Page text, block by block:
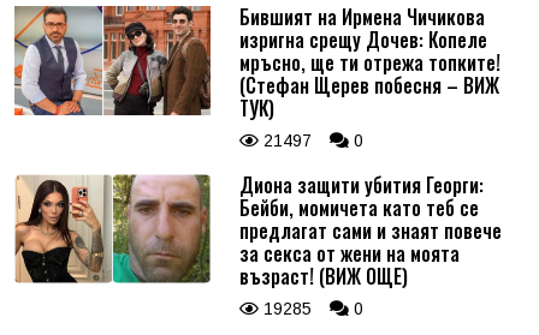
Бившият на Ирмена Чичикова
изригна срещу Дочев: Копеле
мръсно, ще ти отрежа топките!
(Стефан Щерев побесня – ВИЖ
ТУК)
21497 0
Диона защити убития Георги:
Бейби, момичета като теб се
предлагат сами и знаят повече
за секса от жени на моята
възраст! (ВИЖ ОЩЕ)
19285 0